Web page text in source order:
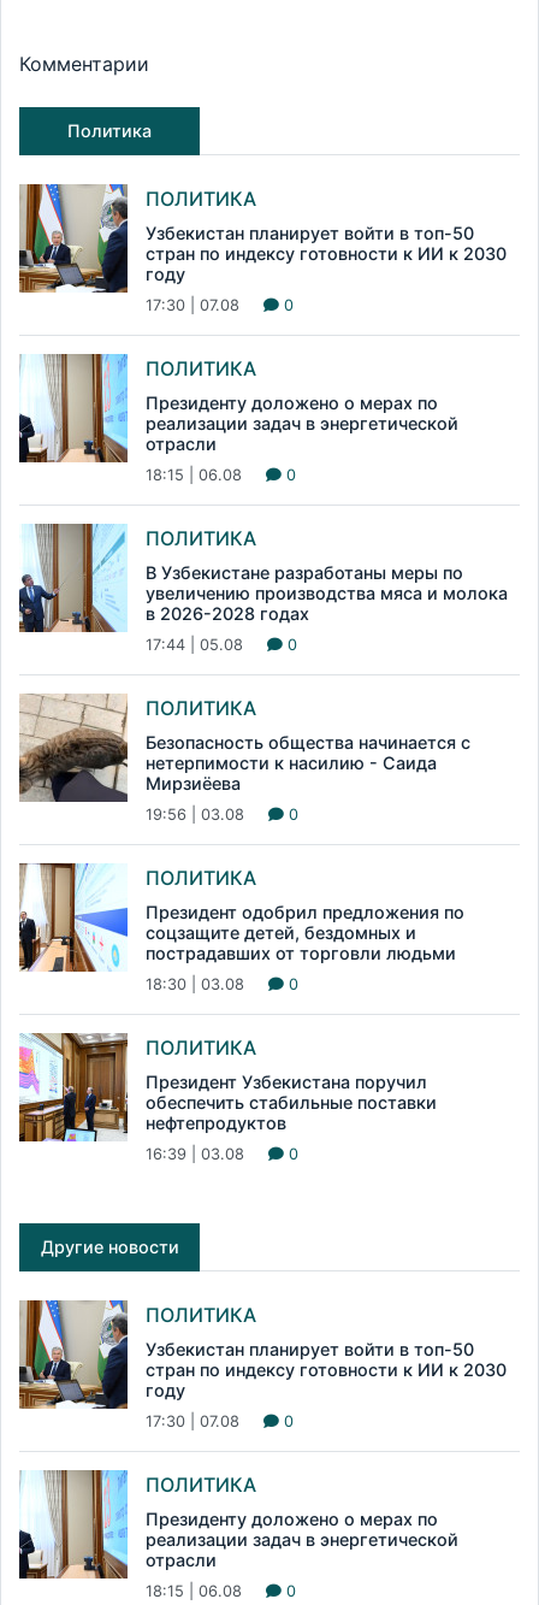
Комментарии
Политика
ПОЛИТИКА
Узбекистан планирует войти в топ-50
стран по индексу готовности к ИИ к 2030
году
17:30 | 07.08 0
ПОЛИТИКА
Президенту доложено о мерах по
реализации задач в энергетической
отрасли
18:15 | 06.08 0
ПОЛИТИКА
В Узбекистане разработаны меры по
увеличению производства мяса и молока
в 2026-2028 годах
17:44 | 05.08 0
ПОЛИТИКА
Безопасность общества начинается с
нетерпимости к насилию - Саида
Мирзиёева
19:56 | 03.08 0
ПОЛИТИКА
Президент одобрил предложения по
соцзащите детей, бездомных и
пострадавших от торговли людьми
18:30 | 03.08 0
ПОЛИТИКА
Президент Узбекистана поручил
обеспечить стабильные поставки
нефтепродуктов
16:39 | 03.08 0
Другие новости
ПОЛИТИКА
Узбекистан планирует войти в топ-50
стран по индексу готовности к ИИ к 2030
году
17:30 | 07.08 0
ПОЛИТИКА
Президенту доложено о мерах по
реализации задач в энергетической
отрасли
18:15 | 06.08 0